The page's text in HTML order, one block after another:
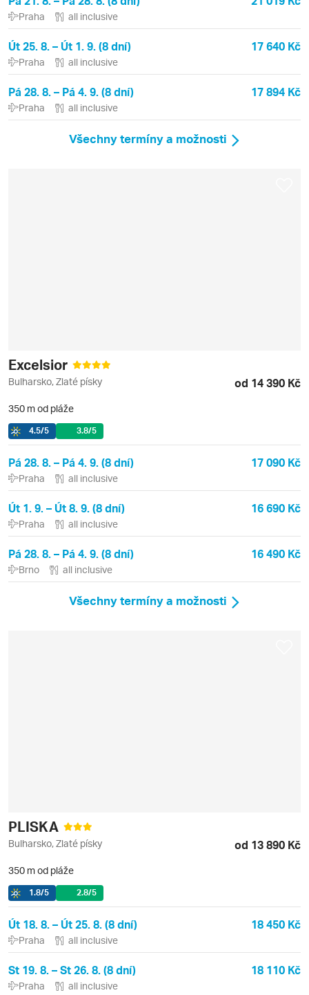
Praha all inclusive
Út 25. 8. – Út 1. 9. (8 dní) 17 640 Kč
Praha all inclusive
Pá 28. 8. – Pá 4. 9. (8 dní) 17 894 Kč
Praha all inclusive
Všechny termíny a možnosti
Excelsior
Bulharsko, Zlaté písky od 14 390 Kč
350 m od pláže
4.5/5 3.8/5
Pá 28. 8. – Pá 4. 9. (8 dní) 17 090 Kč
Praha all inclusive
Út 1. 9. – Út 8. 9. (8 dní) 16 690 Kč
Praha all inclusive
Pá 28. 8. – Pá 4. 9. (8 dní) 16 490 Kč
Brno all inclusive
Všechny termíny a možnosti
PLISKA
Bulharsko, Zlaté písky od 13 890 Kč
350 m od pláže
1.8/5 2.8/5
Út 18. 8. – Út 25. 8. (8 dní) 18 450 Kč
Praha all inclusive
St 19. 8. – St 26. 8. (8 dní) 18 110 Kč
Praha all inclusive